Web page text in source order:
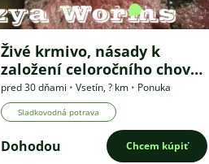
954 3 1
Živé krmivo, násady k
založení celoročního chovu
- Auloforus, Izya, Grindal,
Roupice, Moina,
pred 30 dňami • Vsetín,? km • Ponuka
Sladkovodná potrava
Dohodou Chcem kúpiť